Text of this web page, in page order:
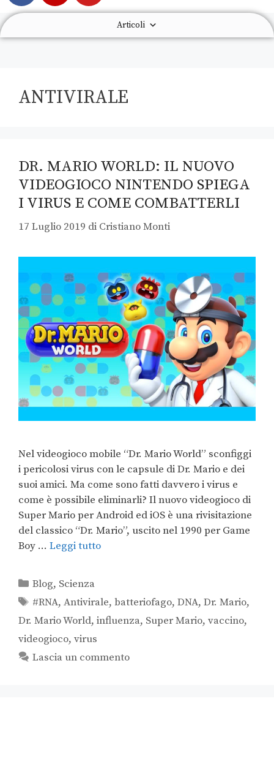
Articoli
ANTIVIRALE
DR. MARIO WORLD: IL NUOVO
VIDEOGIOCO NINTENDO SPIEGA
I VIRUS E COME COMBATTERLI
17 Luglio 2019 di Cristiano Monti
Nel videogioco mobile “Dr. Mario World” sconfiggi
i pericolosi virus con le capsule di Dr. Mario e dei
suoi amici. Ma come sono fatti davvero i virus e
come è possibile eliminarli? Il nuovo videogioco di
Super Mario per Android ed iOS è una rivisitazione
del classico “Dr. Mario”, uscito nel 1990 per Game
Boy … Leggi tutto
Blog, Scienza
#RNA,Antivirale,batteriofago,DNA,Dr. Mario,
Dr. Mario World, influenza, Super Mario, vaccino,
videogioco, virus
Lascia un commento